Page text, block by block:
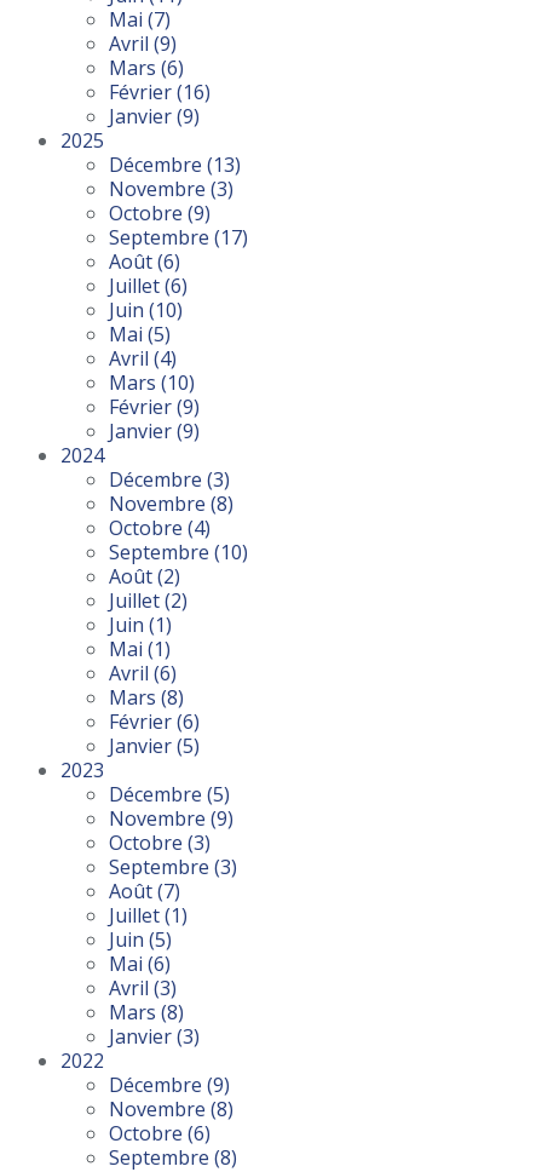
Mai (7)
Avril (9)
Mars (6)
Février(16)
Janvier(9)
2025
Décembre (13)
Novembre (3)
Octobre (9)
Septembre (17)
Août(6)
Juillet(6)
Juin (10)
Mai (5)
Avril (4)
Mars (10)
Février(9)
Janvier(9)
2024
Décembre (3)
Novembre (8)
Octobre (4)
Septembre (10)
Août(2)
Juillet(2)
Juin (1)
Mai (1)
Avril (6)
Mars (8)
Février(6)
Janvier(5)
2023
Décembre (5)
Novembre (9)
Octobre (3)
Septembre (3)
Août(7)
Juillet(1)
Juin (5)
Mai (6)
Avril (3)
Mars (8)
Janvier(3)
2022
Décembre (9)
Novembre (8)
Octobre (6)
Septembre (8)